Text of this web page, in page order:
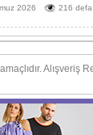
2026 216